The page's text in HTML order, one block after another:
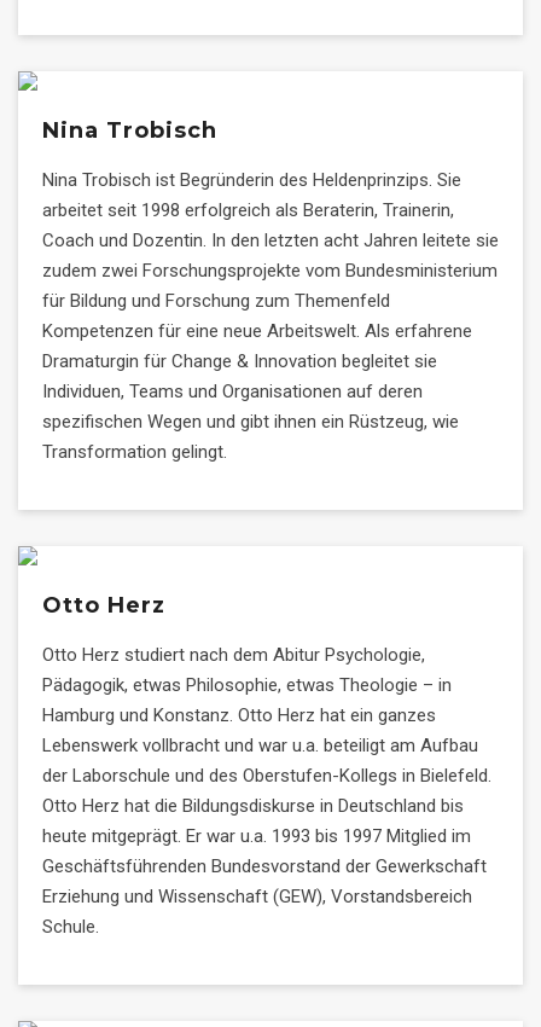
Nina Trobisch
Nina Trobisch ist Begründerin des Heldenprinzips. Sie
arbeitet seit 1998 erfolgreich als Beraterin, Trainerin,
Coach und Dozentin. In den letzten acht Jahren leitete sie
zudem zwei Forschungsprojekte vom Bundesministerium
für Bildung und Forschung zum Themenfeld
Kompetenzen für eine neue Arbeitswelt. Als erfahrene
Dramaturgin für Change & Innovation begleitet sie
Individuen, Teams und Organisationen auf deren
spezifischen Wegen und gibt ihnen ein Rüstzeug, wie
Transformation gelingt.
Otto Herz
Otto Herz studiert nach dem Abitur Psychologie,
Pädagogik, etwas Philosophie, etwas Theologie – in
Hamburg und Konstanz. Otto Herz hat ein ganzes
Lebenswerk vollbracht und war u.a. beteiligt am Aufbau
der Laborschule und des Oberstufen-Kollegs in Bielefeld.
Otto Herz hat die Bildungsdiskurse in Deutschland bis
heute mitgeprägt. Er war u.a. 1993 bis 1997 Mitglied im
Geschäftsführenden Bundesvorstand der Gewerkschaft
Erziehung und Wissenschaft (GEW), Vorstandsbereich
Schule.